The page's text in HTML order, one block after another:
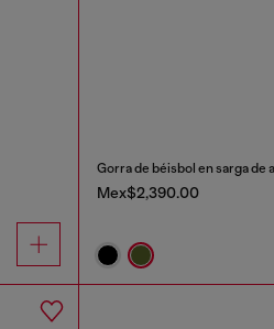
Gorra de béisbol en sarga de
Mex$2,390.00